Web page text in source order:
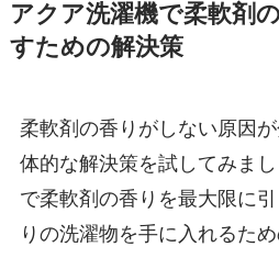
アクア洗濯機で柔軟剤
すための解決策
柔軟剤の香りがしない原因
体的な解決策を試してみま
で柔軟剤の香りを最大限に
りの洗濯物を手に入れるた